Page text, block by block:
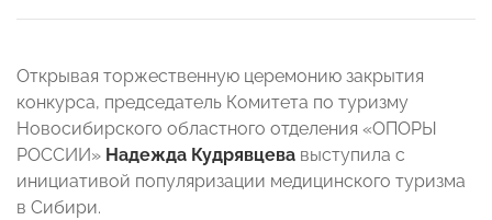
Открывая торжественную церемонию закрытия
конкурса, председатель Комитета по туризму
Новосибирского областного отделения «ОПОРЫ
РОССИИ» Надежда Кудрявцева выступила с
инициативой популяризации медицинского туризма
в Сибири.